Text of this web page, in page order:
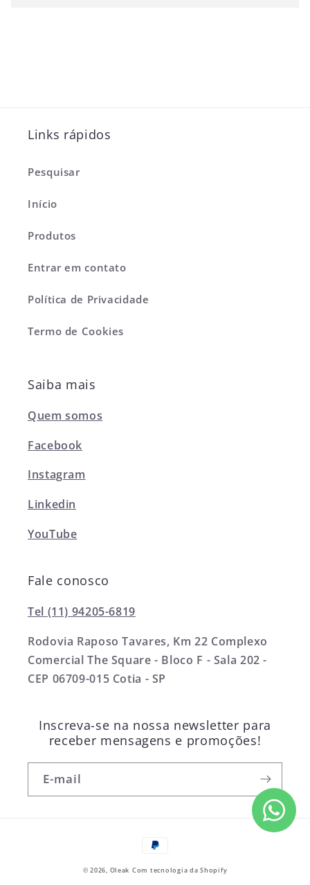
Links rápidos
Pesquisar
Início
Produtos
Entrar em contato
Política de Privacidade
Termo de Cookies
Saiba mais
Quem somos
Facebook
Instagram
Linkedin
YouTube
Fale conosco
Tel (11) 94205-6819
Rodovia Raposo Tavares, Km 22 Complexo
Comercial The Square - Bloco F - Sala 202 -
CEP 06709-015 Cotia - SP
Inscreva-se na nossa newsletter para
receber mensagens e promoções!
E-mail
Formas
pagamento
© 2026, Oleak Com tecnologia da Shopify